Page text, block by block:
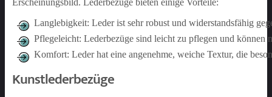
Erscheinungsbild. Lederbezüge bieten einige Vorteile:
Langlebigkeit: Leder ist sehr robust und widerstandsfähig
Pflegeleicht: Lederbezüge sind leicht zu pflegen und können
Komfort: Leder hat eine angenehme, weiche Textur, die
Kunstlederbezüge